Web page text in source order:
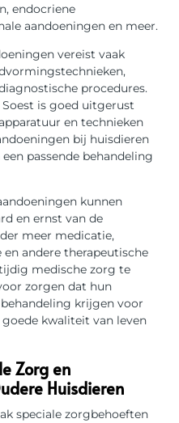
endocriene
aandoeningen en meer.
vereist vaak
procedures.
is goed uitgerust
en technieken
bij huisdieren
passende behandeling
kunnen
en ernst van de
meer medicatie,
andere therapeutische
medische zorg te
zorgen dat hun
krijgen voor
kwaliteit van leven
Zorg en
Huisdieren
speciale zorgbehoeften